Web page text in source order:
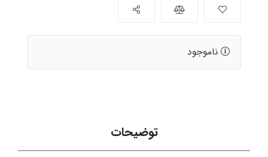
ناموجود
توضیحات